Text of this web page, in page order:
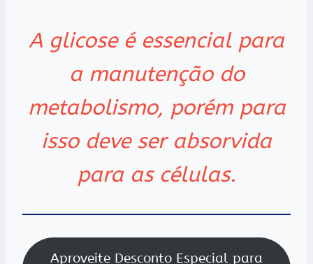
A glicose é essencial para
a manutenção do
metabolismo, porém para
isso deve ser absorvida
para as células.
Aproveite Desconto Especial para